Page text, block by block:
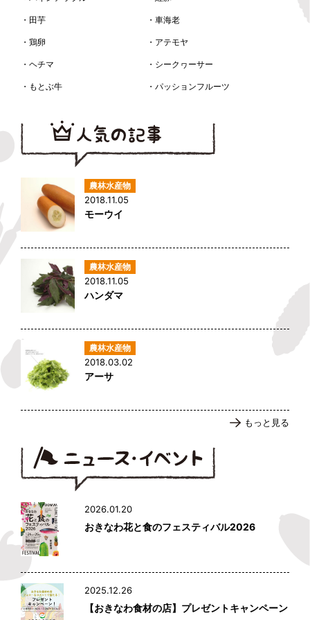
・田芋 ・車海老
・鶏卵 ・アテモヤ
・ヘチマ ・シークヮーサー
・もとぶ牛 ・パッションフルーツ
2018.11.05
モーウイ
2018.11.05
ハンダマ
2018.03.02
アーサ
もっと見る
2026.01.20
おきなわ花と食のフェスティバル2026
2025.12.26
【おきなわ食材の店】プレゼントキャンペーン